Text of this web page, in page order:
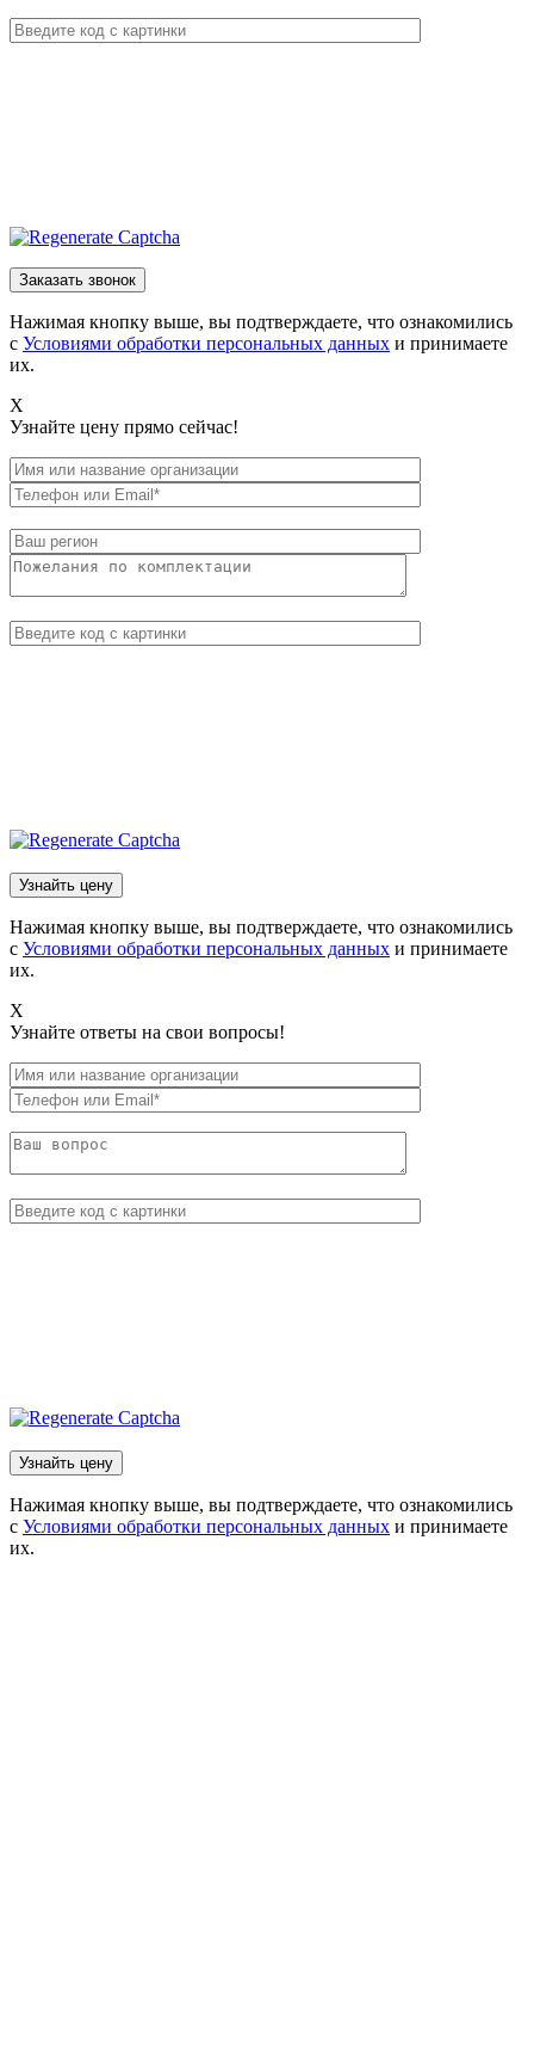
Нажимая кнопку выше, вы подтверждаете, что ознакомились
с Условиями обработки персональных данных и принимаете
их.
X
Узнайте цену прямо сейчас!
Нажимая кнопку выше, вы подтверждаете, что ознакомились
с Условиями обработки персональных данных и принимаете
их.
X
Узнайте ответы на свои вопросы!
Нажимая кнопку выше, вы подтверждаете, что ознакомились
с Условиями обработки персональных данных и принимаете
их.